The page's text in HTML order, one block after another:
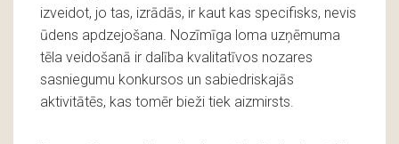
izveidot, jo tas, izrādās, ir kaut kas specifisks, nevis
ūdens apdzejošana. Nozīmīga loma uzņēmuma
tēla veidošanā ir dalība kvalitatīvos nozares
sasniegumu konkursos un sabiedriskajās
aktivitātēs, kas tomēr bieži tiek aizmirsts.